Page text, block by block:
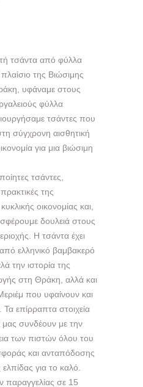
τσάντα από φύλλα
της Βιώσιμης
υφάναμε στους
φύλλα
τσάντες που
σύγχρονη αισθητική
για μια βιώσιμη
τσάντες,
της
οικονομίας και,
δουλειά στους
Η τσάντα έχει
ελληνικό βαμβακερό
την ιστορία της
στη Θράκη, αλλά και
που υφαίνουν και
επίρραπτα στοιχεία
συνδέουν με την
των πιστών όλου του
και ανταπόδοσης
για το καλό.
παραγγελίας σε 15